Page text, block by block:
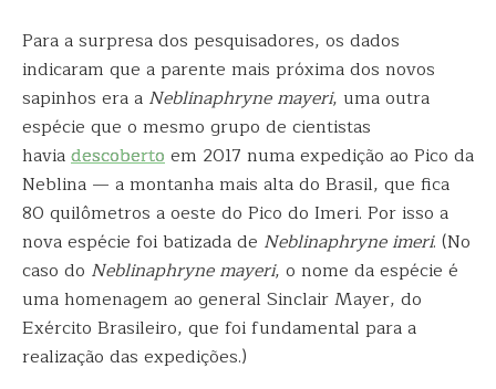
Para a surpresa dos pesquisadores, os dados
indicaram que a parente mais próxima dos novos
sapinhos era a Neblinaphryne mayeri, uma outra
espécie que o mesmo grupo de cientistas
haviadescobertoem 2017 numa expedição ao Pico da
Neblina — a montanha mais alta do Brasil, que fica
80 quilômetros a oeste do Pico do Imeri. Por isso a
nova espécie foi batizada de Neblinaphryne imeri. (No
caso do Neblinaphryne mayeri, o nome da espécie é
uma homenagem ao general Sinclair Mayer, do
Exército Brasileiro, que foi fundamental para a
realização das expedições.)